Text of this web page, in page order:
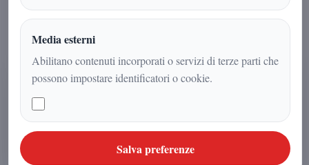
AUDIO ARTICOLO
Ascolta o avvia la sintesi
Se l'articolo non ha un audio dedicato puoi avviare la
lettura sintetica dal browser.
Media esterni
Abilitano contenuti incorporati o servizi di terze parti che
possono impostare identificatori o cookie.
Salva preferenze